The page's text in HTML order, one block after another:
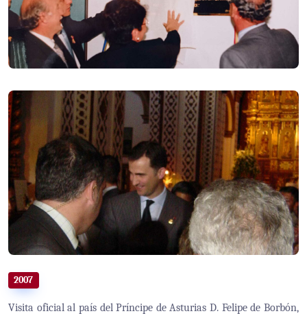
2007
Visita oficial al país del Príncipe de Asturias D. Felipe de Borbón,